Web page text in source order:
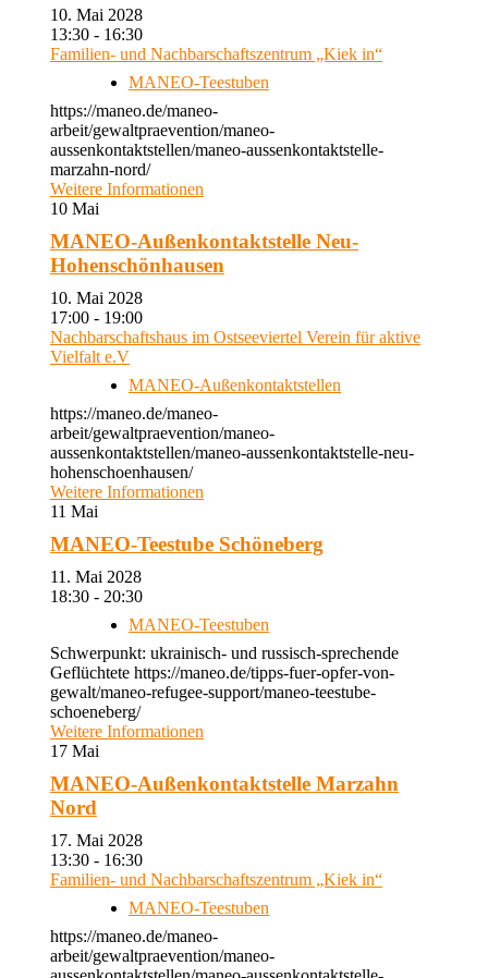
10. Mai 2028
13:30 - 16:30
Familien- und Nachbarschaftszentrum „Kiek in“
MANEO-Teestuben
https://maneo.de/maneo-
arbeit/gewaltpraevention/maneo-
aussenkontaktstellen/maneo-aussenkontaktstelle-
marzahn-nord/
Weitere Informationen
10 Mai
MANEO-Außenkontaktstelle Neu-
Hohenschönhausen
10. Mai 2028
17:00 - 19:00
Nachbarschaftshaus im Ostseeviertel Verein für aktive
Vielfalt e.V
MANEO-Außenkontaktstellen
https://maneo.de/maneo-
arbeit/gewaltpraevention/maneo-
aussenkontaktstellen/maneo-aussenkontaktstelle-neu-
hohenschoenhausen/
Weitere Informationen
11 Mai
MANEO-Teestube Schöneberg
11. Mai 2028
18:30 - 20:30
MANEO-Teestuben
Schwerpunkt: ukrainisch- und russisch-sprechende
Geflüchtete https://maneo.de/tipps-fuer-opfer-von-
gewalt/maneo-refugee-support/maneo-teestube-
schoeneberg/
Weitere Informationen
17 Mai
MANEO-Außenkontaktstelle Marzahn
Nord
17. Mai 2028
13:30 - 16:30
Familien- und Nachbarschaftszentrum „Kiek in“
MANEO-Teestuben
https://maneo.de/maneo-
arbeit/gewaltpraevention/maneo-